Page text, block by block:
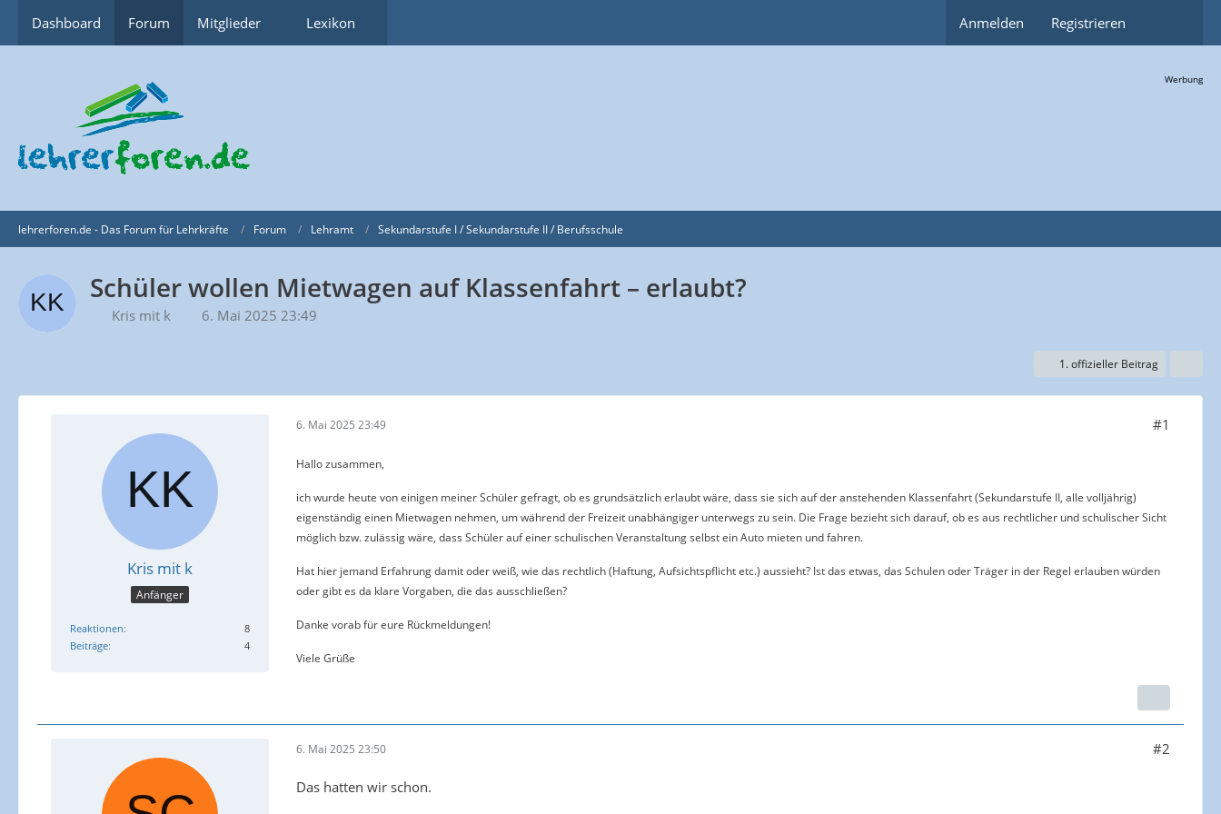
Dashboard Forum Mitglieder Lexikon Anmelden Registrieren
Werbung
lehrerforen.de - Das Forum für Lehrkräfte Forum Lehramt Sekundarstufe I / Sekundarstufe II / Berufsschule
Schüler wollen Mietwagen auf Klassenfahrt – erlaubt?
Kris mit k 6. Mai 2025 23:49
1. offizieller Beitrag
Kris mit k
Anfänger
Reaktionen
8
Beiträge
4
6. Mai 2025 23:49 #1
Hallo zusammen,
ich wurde heute von einigen meiner Schüler gefragt, ob es grundsätzlich erlaubt wäre, dass sie sich auf der anstehenden Klassenfahrt (Sekundarstufe II, alle volljährig)
eigenständig einen Mietwagen nehmen, um während der Freizeit unabhängiger unterwegs zu sein. Die Frage bezieht sich darauf, ob es aus rechtlicher und schulischer Sicht
möglich bzw. zulässig wäre, dass Schüler auf einer schulischen Veranstaltung selbst ein Auto mieten und fahren.
Hat hier jemand Erfahrung damit oder weiß, wie das rechtlich (Haftung, Aufsichtspflicht etc.) aussieht? Ist das etwas, das Schulen oder Träger in der Regel erlauben würden
oder gibt es da klare Vorgaben, die das ausschließen?
Danke vorab für eure Rückmeldungen!
Viele Grüße
6. Mai 2025 23:50 #2
Das hatten wir schon.